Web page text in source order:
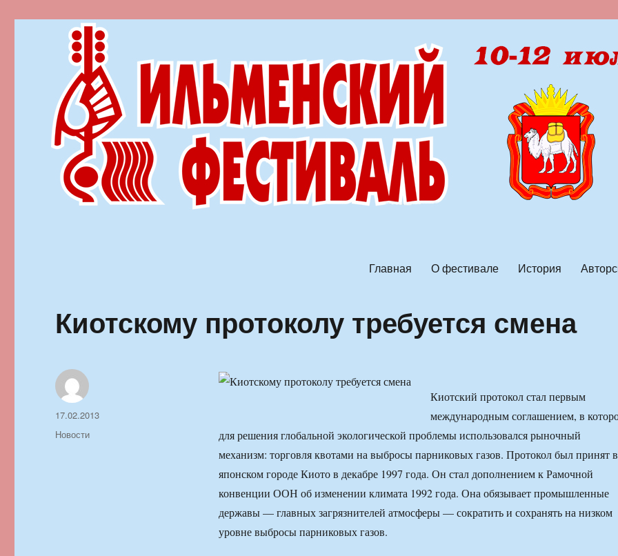
Главная О фестивале История
Киотскому протоколу требуется смена
Киотский протокол стал первым
международным соглашением, в
для решения глобальной экологической проблемы использовался рыночный
механизм: торговля квотами на выбросы парниковых газов. Протокол был принят в
японском городе Киото в декабре 1997 года. Он стал дополнением к Рамочной
конвенции ООН об изменении климата 1992 года. Она обязывает промышленные
державы — главных загрязнителей атмосферы — сократить и сохранять на низком
уровне выбросы парниковых газов.
Автор
Опубликовано
17.02.2013
Рубрики
Новости